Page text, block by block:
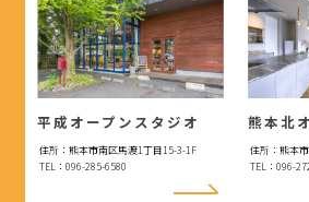
平成オープンスタジオ
住所：熊本市南区馬渡1丁目15-3-1F
TEL：096-285-6580
熊本北
住所：熊本
TEL：096-